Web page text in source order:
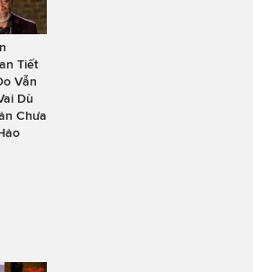
Tiết
Vẫn
Dù
Chưa